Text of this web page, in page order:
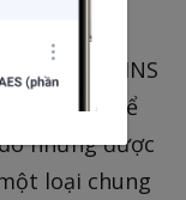
này có thể
nhưng được
loại chung